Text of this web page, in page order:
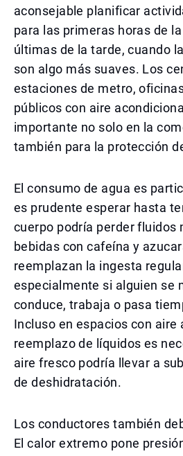
aconsejable planificar
para las primeras horas de
últimas de la tarde, cuando
son algo más suaves. Los
estaciones de metro,
públicos con aire
importante no solo en la
también para la protección
El consumo de agua es
es prudente esperar hasta
cuerpo podría perder fluidos
bebidas con cafeína y
reemplazan la ingesta
especialmente si alguien se
conduce, trabaja o pasa
Incluso en espacios con aire
reemplazo de líquidos es
aire fresco podría llevar a
de deshidratación.
Los conductores también
El calor extremo pone